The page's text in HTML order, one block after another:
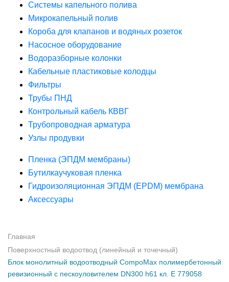
Системы капельного полива
Микрокапельный полив
Короба для клапанов и водяных розеток
Насосное оборудование
Водоразборные колонки
Кабельные пластиковые колодцы
Фильтры
Трубы ПНД
Контрольный кабель КВВГ
Трубопроводная арматура
Узлы продувки
Пленка (ЭПДМ мембраны)
Бутилкаучуковая пленка
Гидроизоляционная ЭПДМ (EPDM) мембрана
Аксессуары
Главная
Поверхностный водоотвод (линейный и точечный)
Блок монолитный водоотводный CompoMax полимербетонный
ревизионный с пескоуловителем DN300 h61 кл. Е 779058